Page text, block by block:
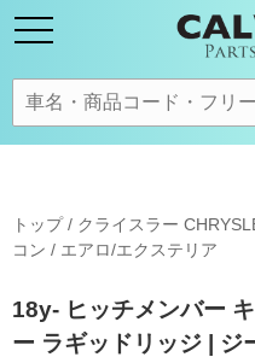
トップ/ クライスラー
コン / エアロ/エクステリア
18y- ヒッチメンバー
ー ラギッドリッジ | ジ